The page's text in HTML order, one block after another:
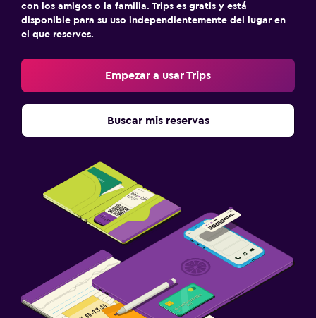
con los amigos o la familia. Trips es gratis y está
disponible para su uso independientemente del lugar en
el que reserves.
Empezar a usar Trips
Buscar mis reservas